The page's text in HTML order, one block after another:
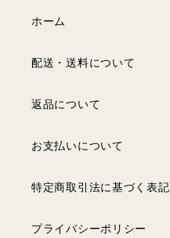
ホーム
配送・送料について
返品について
お支払いについて
特定商取引法に基づく表記
プライバシーポリシー